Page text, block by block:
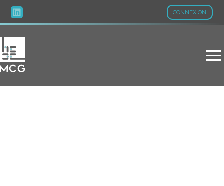
CONNEXION
Aller
au